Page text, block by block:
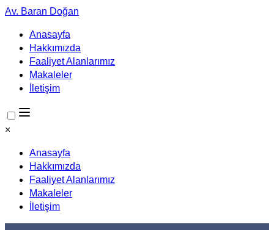
Av. Baran Doğan
Anasayfa
Hakkımızda
Faaliyet Alanlarımız
Makaleler
İletişim
×
Anasayfa
Hakkımızda
Faaliyet Alanlarımız
Makaleler
İletişim